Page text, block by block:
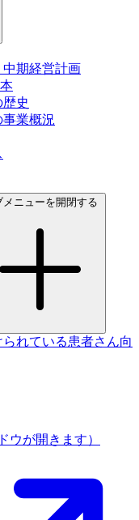
期経営計画
史
業概況
メニューを開閉する
れている患者さん向
ウが開きます）